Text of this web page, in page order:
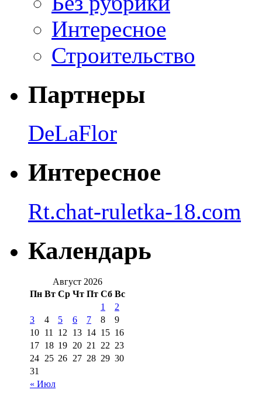
Интересное
Строительство
Партнеры
DeLaFlor
Интересное
Rt.chat-ruletka-18.com
Календарь
Август 2026
Пн Вт Ср Чт Пт Сб Вс
« Июл
1
2
3
4 5 6 7 8
9
10 11 12 13 14 15 16
17 18 19 20 21 22 23
24 25 26 27 28 29 30
31